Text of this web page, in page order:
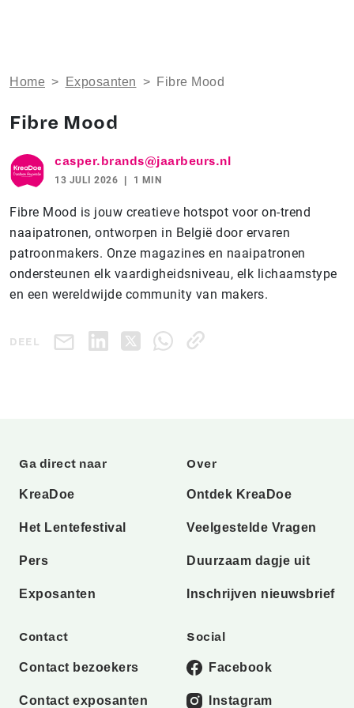
Home > Exposanten > Fibre Mood
Fibre Mood
casper.brands@jaarbeurs.nl
13 JULI 2026 1 MIN
Fibre Mood is jouw creatieve hotspot voor on-trend
naaipatronen, ontworpen in België door ervaren
patroonmakers. Onze magazines en naaipatronen
ondersteunen elk vaardigheidsniveau, elk lichaamstype
en een wereldwijde community van makers.
DEEL
Ga direct naar
KreaDoe
Het Lentefestival
Pers
Exposanten
Over
Ontdek KreaDoe
Veelgestelde Vragen
Duurzaam dagje uit
Inschrijven nieuwsbrief
Contact
Contact bezoekers
Contact exposanten
Social
Facebook
Instagram